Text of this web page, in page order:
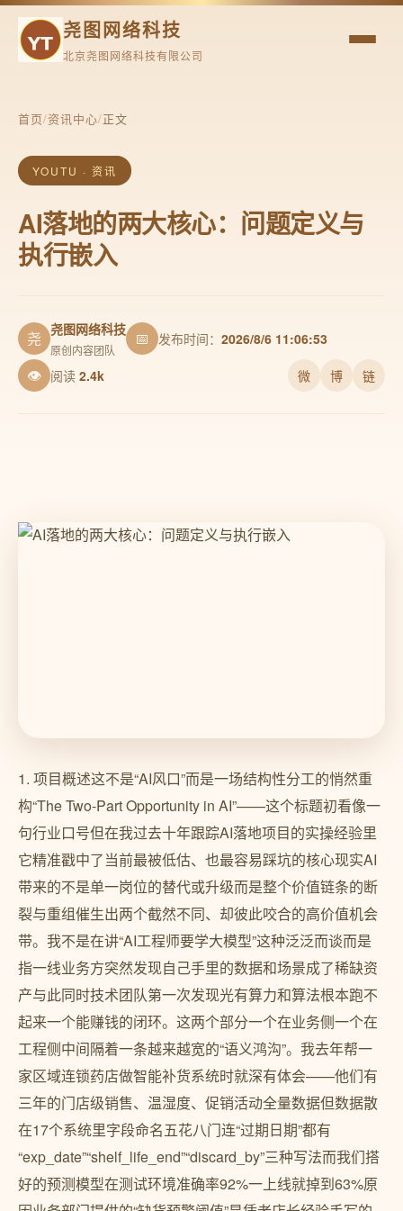
尧图网络科技
北京尧图网络科技有限公司
首页/资讯中心/正文
YOUTU · 资讯
AI落地的两大核心：问题定义与
执行嵌入
尧 尧图网络科技
原创内容团队
📅 发布时间： 2026/8/6 11:06:53
👁 阅读 2.4k 微 博 链
1. 项目概述这不是“AI风口”而是一场结构性分工的悄然重
构“The Two-Part Opportunity in AI”——这个标题初看像一
句行业口号但在我过去十年跟踪AI落地项目的实操经验里
它精准戳中了当前最被低估、也最容易踩坑的核心现实AI
带来的不是单一岗位的替代或升级而是整个价值链条的断
裂与重组催生出两个截然不同、却彼此咬合的高价值机会
带。我不是在讲“AI工程师要学大模型”这种泛泛而谈而是
指一线业务方突然发现自己手里的数据和场景成了稀缺资
产与此同时技术团队第一次发现光有算力和算法根本跑不
起来一个能赚钱的闭环。这两个部分一个在业务侧一个在
工程侧中间隔着一条越来越宽的“语义鸿沟”。我去年帮一
家区域连锁药店做智能补货系统时就深有体会——他们有
三年的门店级销售、温湿度、促销活动全量数据但数据散
在17个系统里字段命名五花八门连“过期日期”都有
“exp_date”“shelf_life_end”“discard_by”三种写法而我们搭
好的预测模型在测试环境准确率92%一上线就掉到63%原